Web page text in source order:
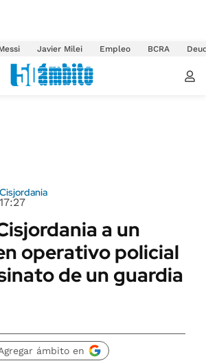
Javier Milei Empleo BCRA
Cisjordania
a un
operativo policial
de un guardia
ámbito en